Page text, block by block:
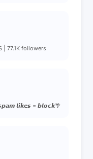
| 77.1K followers
𝙡𝙞𝙠𝙚𝙨 = 𝙗𝙡𝙤𝙘𝙠🌴